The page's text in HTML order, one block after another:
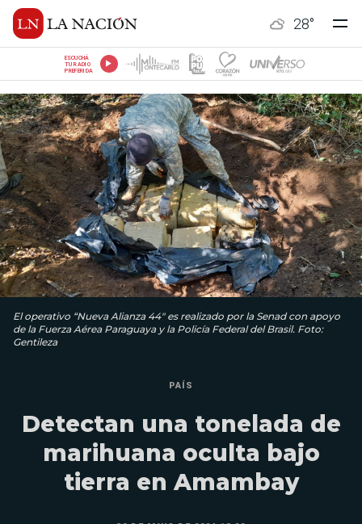
28°
ESCUCHÁ
TU RADIO
PREFERIDA
El operativo “Nueva Alianza 44″ es realizado por la Senad con apoyo
de la Fuerza Aérea Paraguaya y la Policía Federal del Brasil. Foto:
Gentileza
PAÍS
Detectan una tonelada de
marihuana oculta bajo
tierra en Amambay